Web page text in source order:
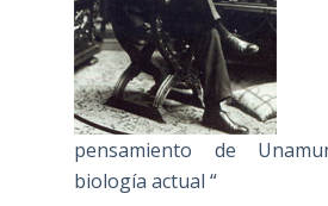
pensamiento de
biología actual “